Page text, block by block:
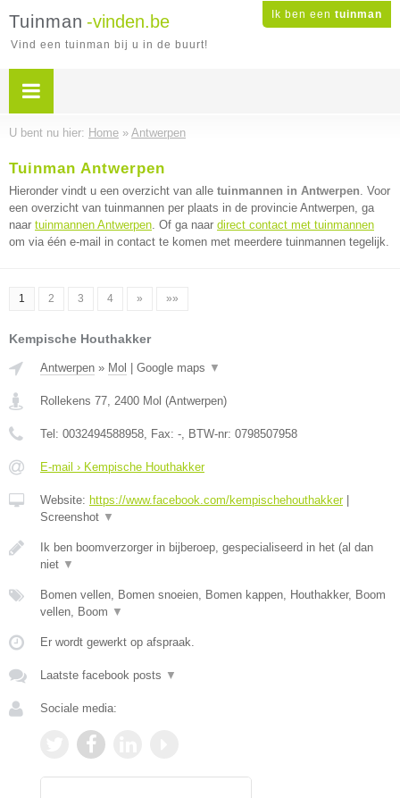
Ik ben een tuinman
Tuinman -vinden.be
Vind een tuinman bij u in de buurt!
U bent nu hier: Home » Antwerpen
Tuinman Antwerpen
Hieronder vindt u een overzicht van alle tuinmannen in Antwerpen. Voor
een overzicht van tuinmannen per plaats in de provincie Antwerpen, ga
naar tuinmannen Antwerpen. Of ga naar direct contact met tuinmannen
om via één e-mail in contact te komen met meerdere tuinmannen tegelijk.
1 2 3 4 » »»
Kempische Houthakker
Antwerpen » Mol Google maps ▼
Rollekens 77, 2400 Mol (Antwerpen)
Tel: 0032494588958, Fax: -, BTW-nr: 0798507958
E-mail › Kempische Houthakker
Website: https://www.facebook.com/kempischehouthakker|
Screenshot ▼
Ik ben boomverzorger in bijberoep, gespecialiseerd in het (al dan
niet ▼
Bomen vellen, Bomen snoeien, Bomen kappen, Houthakker, Boom
vellen, Boom ▼
Er wordt gewerkt op afspraak.
Laatste facebook posts ▼
Sociale media: